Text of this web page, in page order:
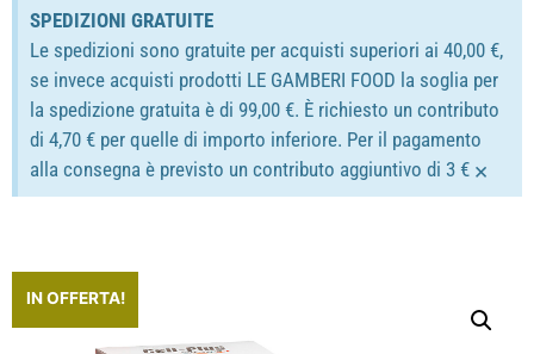
SPEDIZIONI GRATUITE
Le spedizioni sono gratuite per acquisti superiori ai 40,00 €,
se invece acquisti prodotti LE GAMBERI FOOD la soglia per
la spedizione gratuita è di 99,00 €. È richiesto un contributo
di 4,70 € per quelle di importo inferiore. Per il pagamento
alla consegna è previsto un contributo aggiuntivo di 3 € ×
IN OFFERTA!